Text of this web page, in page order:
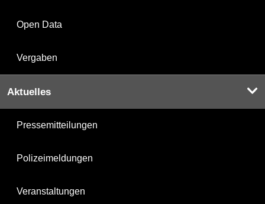
Open Data
Vergaben
Aktuelles
Pressemitteilungen
Polizeimeldungen
Veranstaltungen